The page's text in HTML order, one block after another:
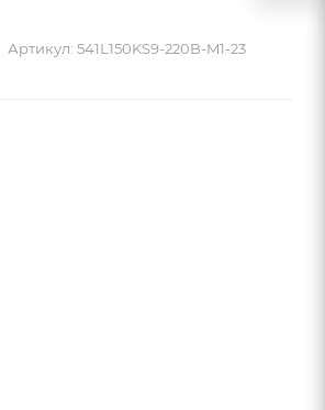
Артикул: 541L150KS9-220B-M1-23